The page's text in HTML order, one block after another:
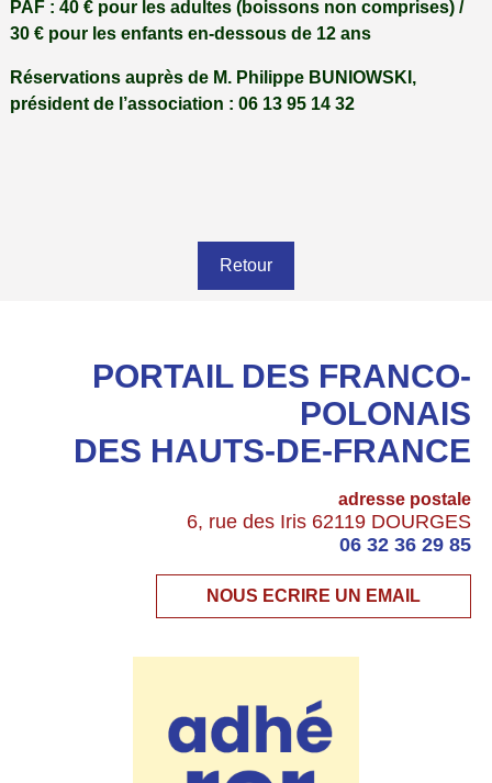
PAF : 40 € pour les adultes (boissons non comprises) /
30 € pour les enfants en-dessous de 12 ans
Réservations auprès de M. Philippe BUNIOWSKI,
président de l’association : 06 13 95 14 32
Retour
PORTAIL DES FRANCO-
POLONAIS
DES HAUTS-DE-FRANCE
adresse postale
6, rue des Iris 62119 DOURGES
06 32 36 29 85
NOUS ECRIRE UN EMAIL